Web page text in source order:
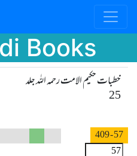
Books
خطبات حکیم الامت رحمہ اللہ جلد
25
57
- 409